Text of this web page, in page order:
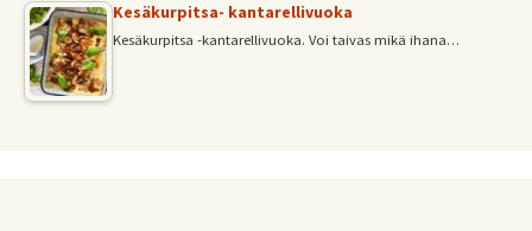
Kesäkurpitsa- kantarellivuoka
Kesäkurpitsa -kantarellivuoka. Voi taivas mikä ihana…